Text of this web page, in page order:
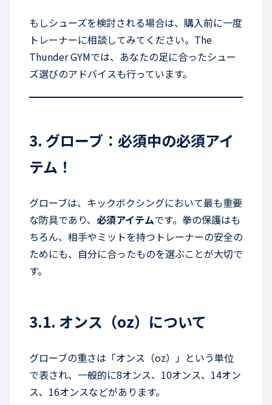
もしシューズを検討される場合は、購入前に一度
トレーナーに相談してみてください。The
Thunder GYMでは、あなたの足に合ったシュー
ズ選びのアドバイスも行っています。
3. グローブ：必須中の必須アイ
テム！
グローブは、キックボクシングにおいて最も重要
な防具であり、 必須アイテムです。拳の保護はも
ちろん、相手やミットを持つトレーナーの安全の
ためにも、自分に合ったものを選ぶことが大切で
す。
3.1. オンス（oz）について
グローブの重さは「オンス（oz）」という単位
で表され、一般的に8オンス、10オンス、14オン
ス、16オンスなどがあります。